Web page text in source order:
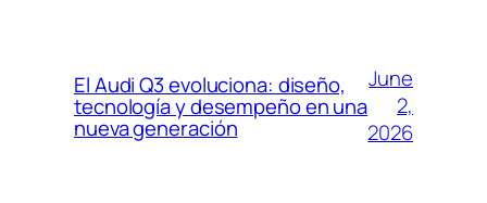
El Audi Q3 evoluciona: diseño,
tecnología y desempeño en una
nueva generación
June
2,
2026